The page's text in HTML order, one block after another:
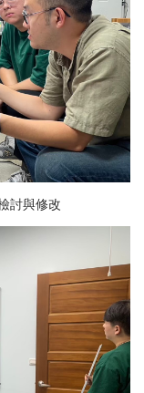
討與修改